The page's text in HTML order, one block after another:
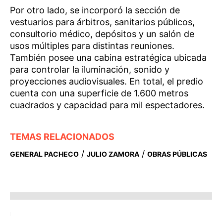
Por otro lado, se incorporó la sección de
vestuarios para árbitros, sanitarios públicos,
consultorio médico, depósitos y un salón de
usos múltiples para distintas reuniones.
También posee una cabina estratégica ubicada
para controlar la iluminación, sonido y
proyecciones audiovisuales. En total, el predio
cuenta con una superficie de 1.600 metros
cuadrados y capacidad para mil espectadores.
TEMAS RELACIONADOS
GENERAL PACHECO / JULIO ZAMORA / OBRAS PÚBLICAS